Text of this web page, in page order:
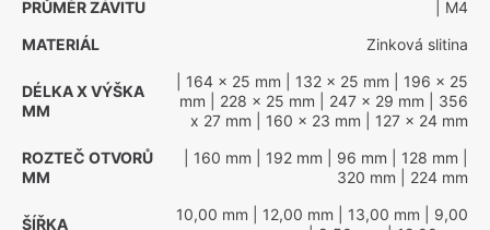
PRŮMĚR ZÁVITU
| M4
MATERIÁL
Zinková slitina
DÉLKA X VÝŠKA
MM
| 164 x 25 mm | 132 x 25 mm | 196 x 25
mm | 228 x 25 mm | 247 x 29 mm | 356
x 27 mm | 160 x 23 mm | 127 x 24 mm
ROZTEČ OTVORŮ
MM
| 160 mm | 192 mm | 96 mm | 128 mm
320 mm | 224 mm
ŠÍŘKA
10,00 mm | 12,00 mm | 13,00 mm | 9,00